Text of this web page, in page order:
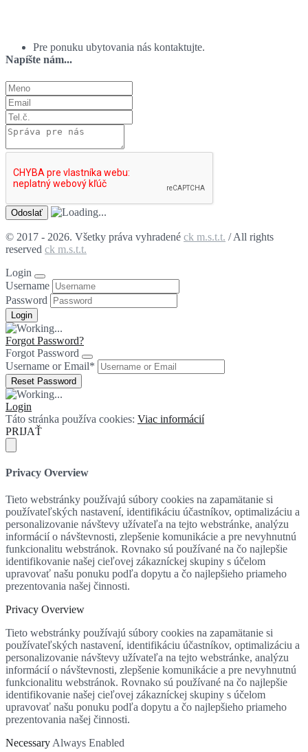
Pre ponuku ubytovania nás kontaktujte.
Napíšte nám...
© 2017 - 2026. Všetky práva vyhradené ck m.s.t.t. / All rights
reserved ck m.s.t.t.
Login
Username
Password
Forgot Password?
Forgot Password
Username or Email*
Login
Táto stránka používa cookies: Viac informácií
PRIJAŤ
Privacy Overview
Tieto webstránky používajú súbory cookies na zapamätanie si
používateľských nastavení, identifikáciu účastníkov, optimalizáciu a
personalizovanie návštevy užívateľa na tejto webstránke, analýzu
informácií o návštevnosti, zlepšenie komunikácie a pre nevyhnutnú
funkcionalitu webstránok. Rovnako sú používané na čo najlepšie
identifikovanie našej cieľovej zákazníckej skupiny s účelom
upravovať našu ponuku podľa dopytu a čo najlepšieho priameho
prezentovania našej činnosti.
Privacy Overview
Tieto webstránky používajú súbory cookies na zapamätanie si
používateľských nastavení, identifikáciu účastníkov, optimalizáciu a
personalizovanie návštevy užívateľa na tejto webstránke, analýzu
informácií o návštevnosti, zlepšenie komunikácie a pre nevyhnutnú
funkcionalitu webstránok. Rovnako sú používané na čo najlepšie
identifikovanie našej cieľovej zákazníckej skupiny s účelom
upravovať našu ponuku podľa dopytu a čo najlepšieho priameho
prezentovania našej činnosti.
Necessary Always Enabled